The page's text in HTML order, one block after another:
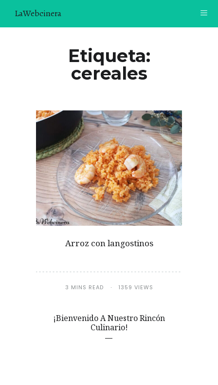
LaWebcinera
SOBRE MÍ
¿TE GUSTARÍA UNIRTE A NUESTRA AVENTURA GASTRON
ÚNETE A LA NEWSLETTER
RECOMENDACIONES
Etiqueta:
cereales
Arroz con langostinos
3 MINS READ 1359 VIEWS
¡Bienvenido A Nuestro Rincón
Culinario!